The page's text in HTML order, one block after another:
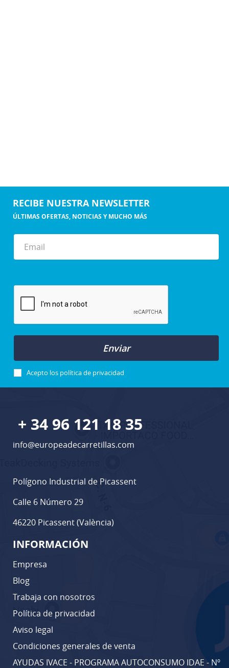
RECIBE NUESTRA NEWSLETTER
ÚLTIMAS OFERTAS, NOTICIAS Y MUCHO MÁS
Enviar
Acepto los política de privacidad
+ 34 96 121 18 35
info@europeadecarretillas.com
Polígono Industrial de Picassent
Calle 6 Número 29
46220 Picassent (València)
INFORMACIÓN
Empresa
Blog
Trabaja con nosotros
Política de privacidad
Aviso legal
Condiciones generales de venta
AYUDAS IVACE - PROGRAMA AUTOCONSUMO IDAE - Nº